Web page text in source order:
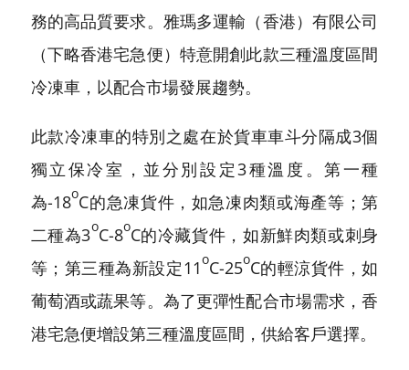
務的高品質要求。雅瑪多運輸（香港）有限公司
（下略香港宅急便）特意開創此款三種溫度區間
冷凍車，以配合市場發展趨勢。
此款冷凍車的特別之處在於貨車車斗分隔成3個
獨立保冷室，並分別設定3種溫度。第一種
為-18oC的急凍貨件，如急凍肉類或海產等；第
二種為3oC-8oC的冷藏貨件，如新鮮肉類或刺身
等；第三種為新設定11oC-25oC的輕涼貨件，如
葡萄酒或蔬果等。為了更彈性配合市場需求，香
港宅急便增設第三種溫度區間，供給客戶選擇。